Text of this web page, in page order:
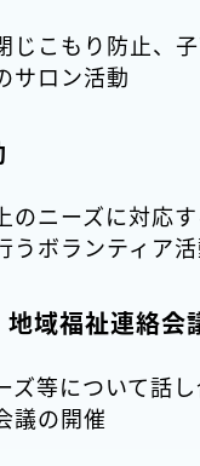
じこもり防止、
サロン活動
のニーズに対応
うボランティア
域福祉連絡会
ズ等について話
議の開催